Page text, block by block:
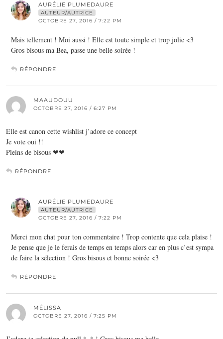
AURÉLIE PLUMEDAURE
AUTEUR/AUTRICE
OCTOBRE 27, 2016 / 7:22 PM
Mais tellement ! Moi aussi ! Elle est toute simple et trop jolie <3
Gros bisous ma Bea, passe une belle soirée !
RÉPONDRE
MAAUDOUU
OCTOBRE 27, 2016 / 6:27 PM
Elle est canon cette wishlist j’adore ce concept
Je vote oui !!
Pleins de bisous ❤❤
RÉPONDRE
AURÉLIE PLUMEDAURE
AUTEUR/AUTRICE
OCTOBRE 27, 2016 / 7:22 PM
Merci mon chat pour ton commentaire ! Trop contente que cela plaise !
Je pense que je le ferais de temps en temps alors car en plus c’est sympa
de faire la sélection ! Gros bisous et bonne soirée <3
RÉPONDRE
MÉLISSA
OCTOBRE 27, 2016 / 7:25 PM